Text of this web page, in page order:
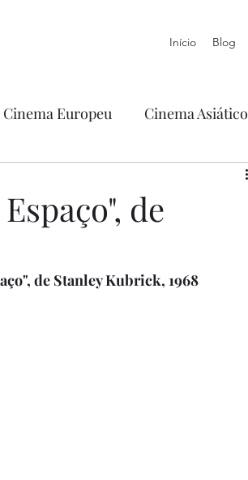
Início Blog
Cinema Europeu Cinema Asiático
de
de Stanley Kubrick, 1968